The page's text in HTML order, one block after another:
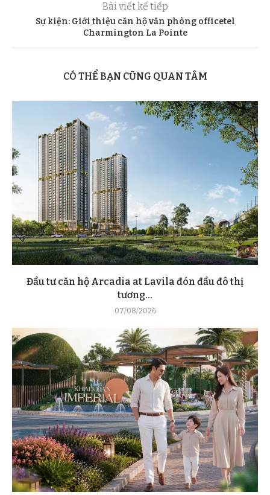
Bài viết kế tiếp
Sự kiện: Giới thiệu căn hộ văn phòng officetel
Charmington La Pointe
CÓ THỂ BẠN CŨNG QUAN TÂM
Đầu tư căn hộ Arcadia at Lavila đón đầu đô thị
tương...
07/08/2026